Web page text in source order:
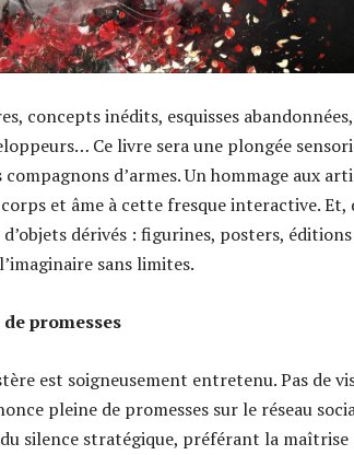
concepts inédits, esquisses
Ce livre sera une plongée
compagnons d’armes. Un hommage aux
et âme à cette fresque interactive.
d’objets dérivés : figurines, posters,
sans limites.
promesses
est soigneusement entretenu. Pas de
pleine de promesses sur le réseau
silence stratégique, préférant la